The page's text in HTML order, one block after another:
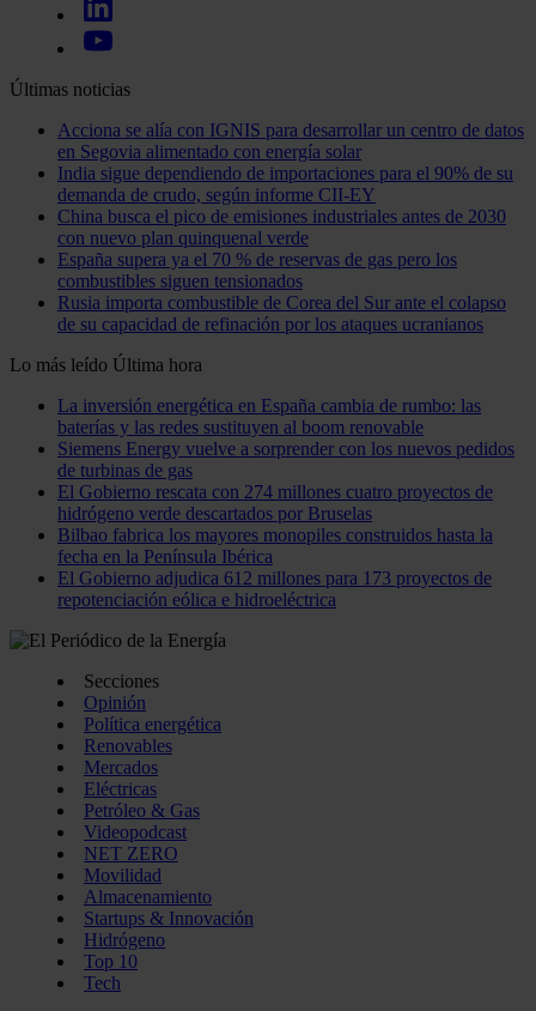
Últimas noticias
Acciona se alía con IGNIS para desarrollar un centro de datos
en Segovia alimentado con energía solar
India sigue dependiendo de importaciones para el 90% de su
demanda de crudo, según informe CII-EY
China busca el pico de emisiones industriales antes de 2030
con nuevo plan quinquenal verde
España supera ya el 70 % de reservas de gas pero los
combustibles siguen tensionados
Rusia importa combustible de Corea del Sur ante el colapso
de su capacidad de refinación por los ataques ucranianos
Lo más leído Última hora
La inversión energética en España cambia de rumbo: las
baterías y las redes sustituyen al boom renovable
Siemens Energy vuelve a sorprender con los nuevos pedidos
de turbinas de gas
El Gobierno rescata con 274 millones cuatro proyectos de
hidrógeno verde descartados por Bruselas
Bilbao fabrica los mayores monopiles construidos hasta la
fecha en la Península Ibérica
El Gobierno adjudica 612 millones para 173 proyectos de
repotenciación eólica e hidroeléctrica
Secciones
Opinión
Política energética
Renovables
Mercados
Eléctricas
Petróleo & Gas
Videopodcast
NET ZERO
Movilidad
Almacenamiento
Startups & Innovación
Hidrógeno
Top 10
Tech